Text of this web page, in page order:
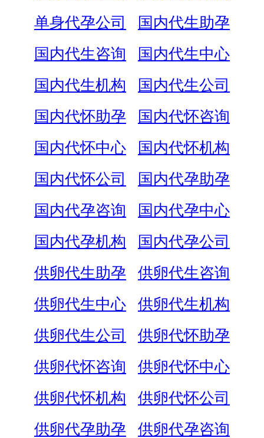
单身代孕公司
国内代生助孕
国内代生咨询
国内代生中心
国内代生机构
国内代生公司
国内代怀助孕
国内代怀咨询
国内代怀中心
国内代怀机构
国内代怀公司
国内代孕助孕
国内代孕咨询
国内代孕中心
国内代孕机构
国内代孕公司
供卵代生助孕
供卵代生咨询
供卵代生中心
供卵代生机构
供卵代生公司
供卵代怀助孕
供卵代怀咨询
供卵代怀中心
供卵代怀机构
供卵代怀公司
供卵代孕助孕
供卵代孕咨询